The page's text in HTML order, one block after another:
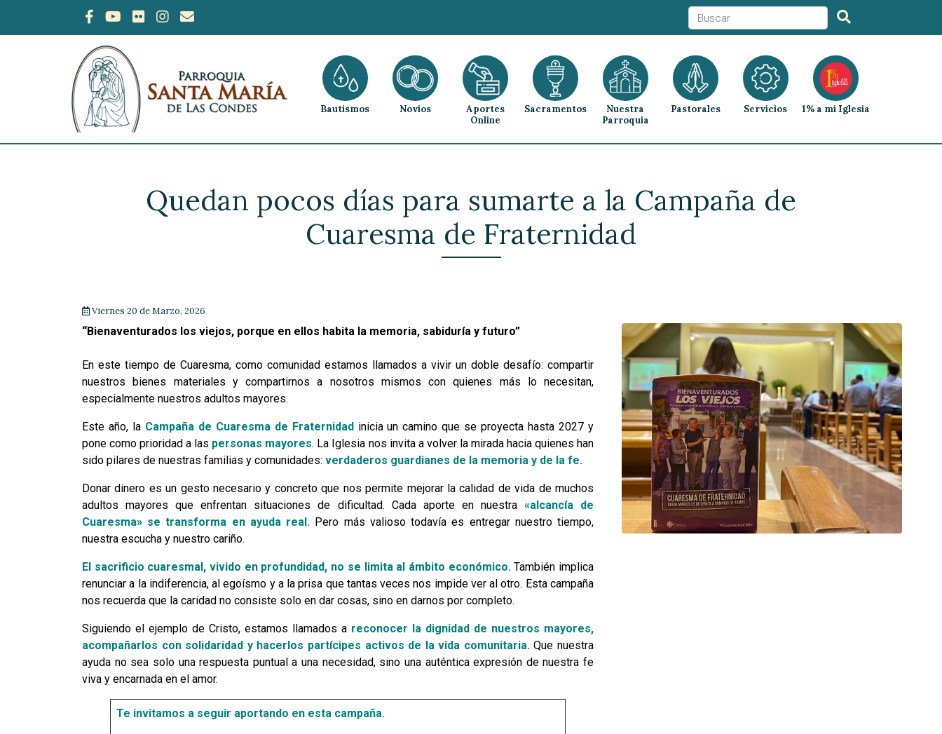
Bautismos Novios
Aportes
Online
Sacramentos
Nuestra
Parroquia
Pastorales Servicios 1% a mi Iglesia
Quedan pocos días para sumarte a la Campaña de
Cuaresma de Fraternidad
Viernes 20 de Marzo, 2026
“Bienaventurados los viejos, porque en ellos habita la memoria, sabiduría y futuro”
En este tiempo de Cuaresma, como comunidad estamos llamados a vivir un doble desafío: compartir
nuestros bienes materiales y compartirnos a nosotros mismos con quienes más lo necesitan,
especialmente nuestros adultos mayores.
Este año, la Campaña de Cuaresma de Fraternidad inicia un camino que se proyecta hasta 2027 y
pone como prioridad a las personas mayores. La Iglesia nos invita a volver la mirada hacia quienes han
sido pilares de nuestras familias y comunidades: verdaderos guardianes de la memoria y de la fe.
Donar dinero es un gesto necesario y concreto que nos permite mejorar la calidad de vida de muchos
adultos mayores que enfrentan situaciones de dificultad. Cada aporte en nuestra «alcancía de
Cuaresma» se transforma en ayuda real. Pero más valioso todavía es entregar nuestro tiempo,
nuestra escucha y nuestro cariño.
El sacrificio cuaresmal, vivido en profundidad, no se limita al ámbito económico.También implica
renunciar a la indiferencia, al egoísmo y a la prisa que tantas veces nos impide ver al otro. Esta campaña
nos recuerda que la caridad no consiste solo en dar cosas, sino en darnos por completo.
Siguiendo el ejemplo de Cristo, estamos llamados a reconocer la dignidad de nuestros mayores,
acompañarlos con solidaridad y hacerlos partícipes activos de la vida comunitaria.Que nuestra
ayuda no sea solo una respuesta puntual a una necesidad, sino una auténtica expresión de nuestra fe
viva y encarnada en el amor.
Te invitamos a seguir aportando en esta campaña.